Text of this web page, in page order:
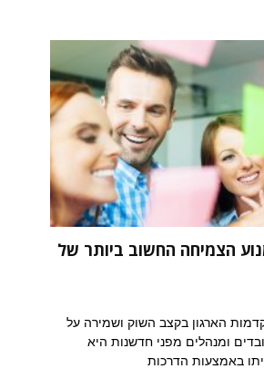
הצמיחה החשוב ביותר של
הארגון בקצב השוק ושמירה על
ומנהלים מפני חדשנות היא
באמצעות הדרכות